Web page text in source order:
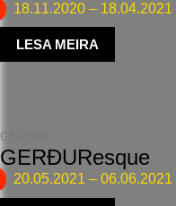
18.11.2020 – 18.04.2021
LESA MEIRA
GERÐUR
GERÐUResque
20.05.2021 – 06.06.2021